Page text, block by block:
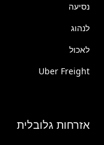
נסיעה
לנהוג
לאכול
Uber Freight
אזרחות גלובלית